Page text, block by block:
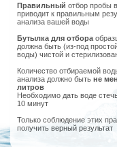
Правильный отбор пробы
приводит к правильным
анализа вашей воды
Бутылка для отбора
должна быть (из-под
воды) чистой и
Количество отбираемой
анализа должно быть не
литров
Необходимо дать воде
10 минут
Только соблюдение этих
получить верный результат